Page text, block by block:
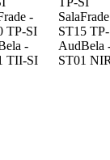
-
TP-SI
-
TII-SI
ST15
AudBela
ST01